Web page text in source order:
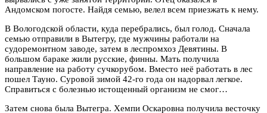
Андомском погосте. Найдя семью, велел всем приезжать к нему.
В Вологодской области, куда перебрались, был голод. Сначала
семью отправили в Вытегру, где мужчины работали на
судоремонтном заводе, затем в леспромхоз Девятины. В
большом бараке жили русские, финны. Мать получила
направление на работу сучкорубом. Вместо неё работать в лес
пошел Тауно. Суровой зимой 42-го года он надорвал легкое.
Справиться с болезнью истощенный организм не смог…
Затем снова была Вытегра. Хемпи Оскаровна получила весточку